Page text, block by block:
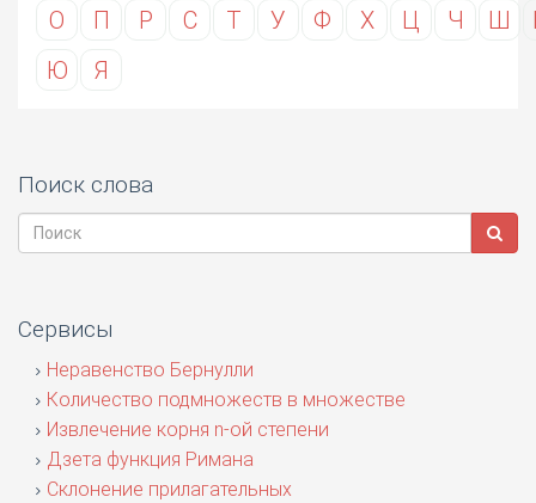
О
П Р С Т У Ф Х Ц Ч Ш
Ю
Я
Поиск слова
Сервисы
Неравенство Бернулли
Количество подмножеств в множестве
Извлечение корня n-ой степени
Дзета функция Римана
Склонение прилагательных